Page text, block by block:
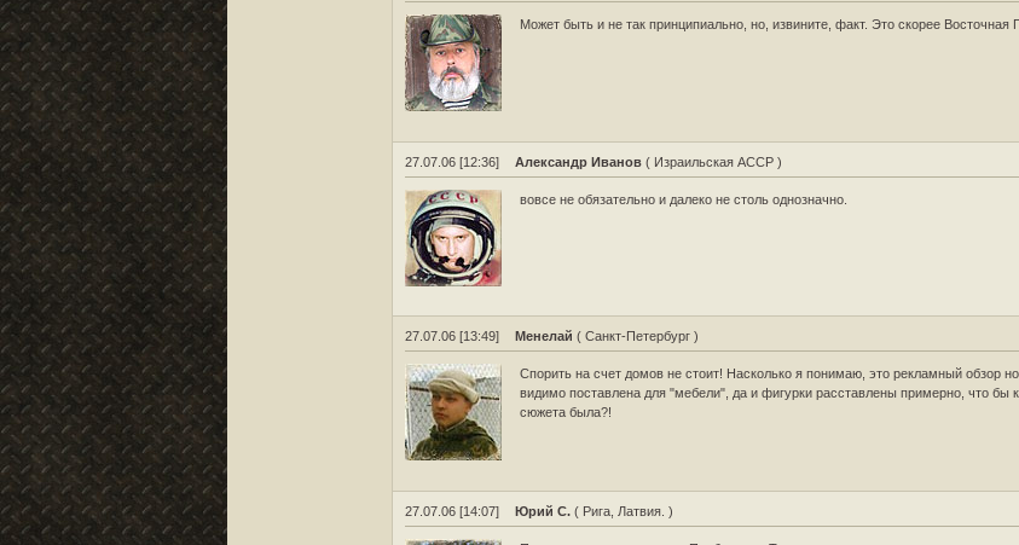
Может быть и не так принципиально, но, извините, факт. Это скорее Восточная
27.07.06 [12:36] Александр Иванов ( Израильская АССР )
вовсе не обязательно и далеко не столь однозначно.
27.07.06 [13:49] Менелай ( Санкт-Петербург )
Спорить на счет домов не стоит! Насколько я понимаю, это рекламный обзор
видимо поставлена для "мебели", да и фигурки расставлены примерно, что бы
сюжета была?!
27.07.06 [14:07] Юрий С. ( Рига, Латвия. )